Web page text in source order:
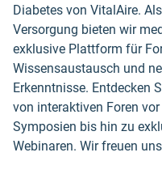
Diabetes von VitalAire.
Versorgung bieten wir
exklusive Plattform für
Wissensaustausch und
Erkenntnisse. Entdecken
von interaktiven Foren
Symposien bis hin zu
Webinaren. Wir freuen